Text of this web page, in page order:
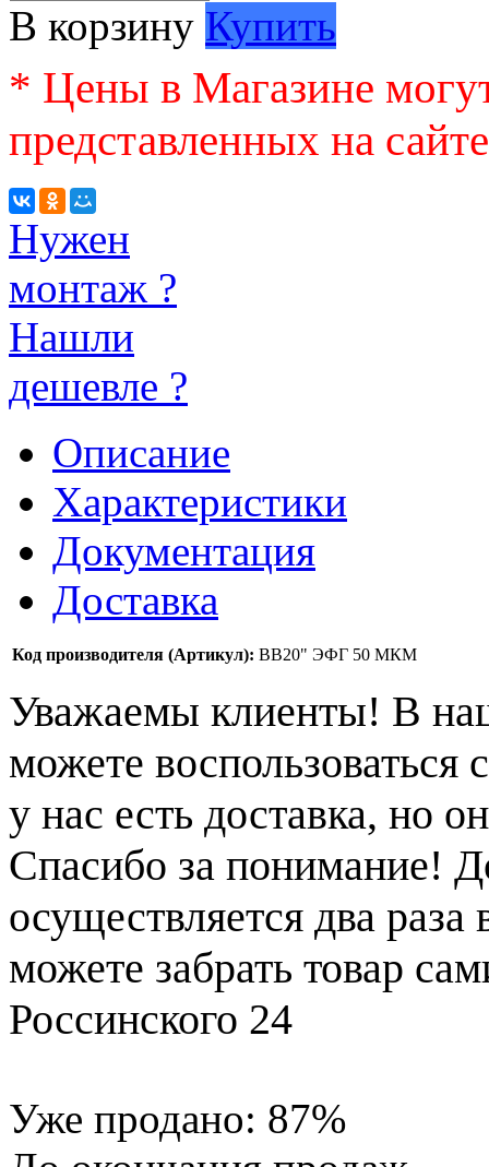
В корзину Купить
* Цены в Магазине
представленных на сайте
Нужен
монтаж ?
Нашли
дешевле ?
Описание
Характеристики
Документация
Доставка
Код производителя (Артикул): ВВ20" ЭФГ 50 МКМ
Уважаемы клиенты! В
можете воспользоваться
у нас есть доставка, но
Спасибо за понимание!
осуществляется два
можете забрать товар
Россинского 24
Уже продано: 87%